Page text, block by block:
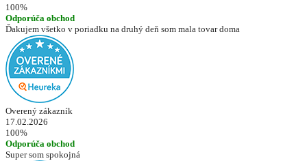
100%
Odporúča obchod
Ďakujem všetko v poriadku na druhý deň som mala tovar doma
Overený zákazník
17.02.2026
100%
Odporúča obchod
Super som spokojná